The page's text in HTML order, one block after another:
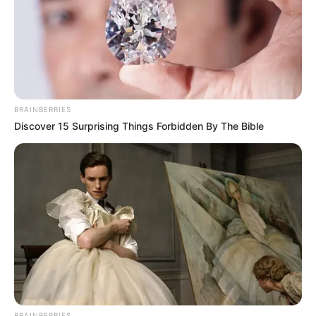
5. Meski umur tidak muda lagi, ia masih terlihat awet muda
BRAINBERRIES
Discover 15 Surprising Things Forbidden By The Bible